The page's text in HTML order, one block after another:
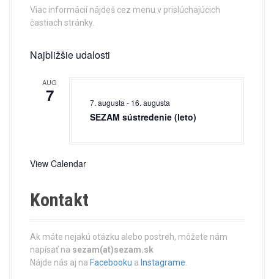
Viac informácií nájdeš cez menu v prislúchajúcich
častiach stránky.
Najbližšie udalosti
AUG
7 7. augusta - 16. augusta
SEZAM sústredenie (leto)
View Calendar
Kontakt
Ak máte nejakú otázku alebo postreh, môžete nám
napísať na sezam(at)sezam.sk
Nájde nás aj na Facebooku a Instagrame